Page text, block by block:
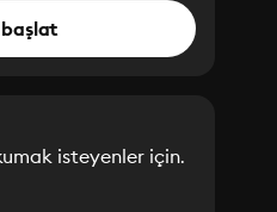
isteyenler için.